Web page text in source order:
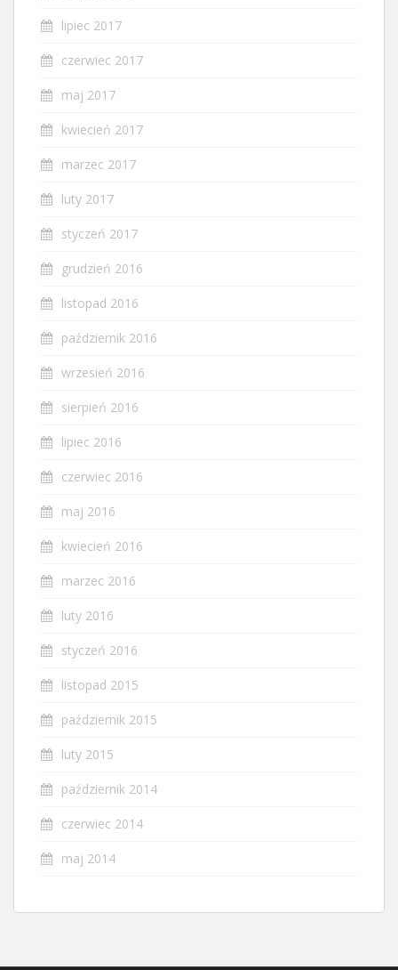
lipiec 2017
czerwiec 2017
maj 2017
kwiecień 2017
marzec 2017
luty 2017
styczeń 2017
grudzień 2016
listopad 2016
październik 2016
wrzesień 2016
sierpień 2016
lipiec 2016
czerwiec 2016
maj 2016
kwiecień 2016
marzec 2016
luty 2016
styczeń 2016
listopad 2015
październik 2015
luty 2015
październik 2014
czerwiec 2014
maj 2014